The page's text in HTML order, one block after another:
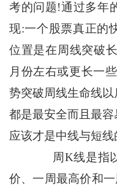
考的问题!通过多年
现:一个股票真正的
位置是在周线突破
月份左右或更长一
势突破周线生命线
都是最安全而且最
应该才是中线与短
周K线是指以周
价、一周最高价和